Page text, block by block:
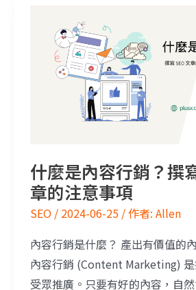
什麼是內容行銷？撰
章的注意事項
SEO / 2024-06-25 / 作者: Allen
內容行銷是什麼？ 產出有價值的
內容行銷 (Content Marketing)
受眾推廣。只要有好的內容，自